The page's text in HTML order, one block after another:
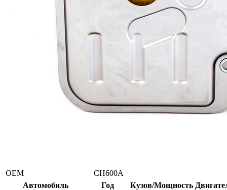
ОЕМ
CH600A
Автомобиль
Год Кузов/Мощность